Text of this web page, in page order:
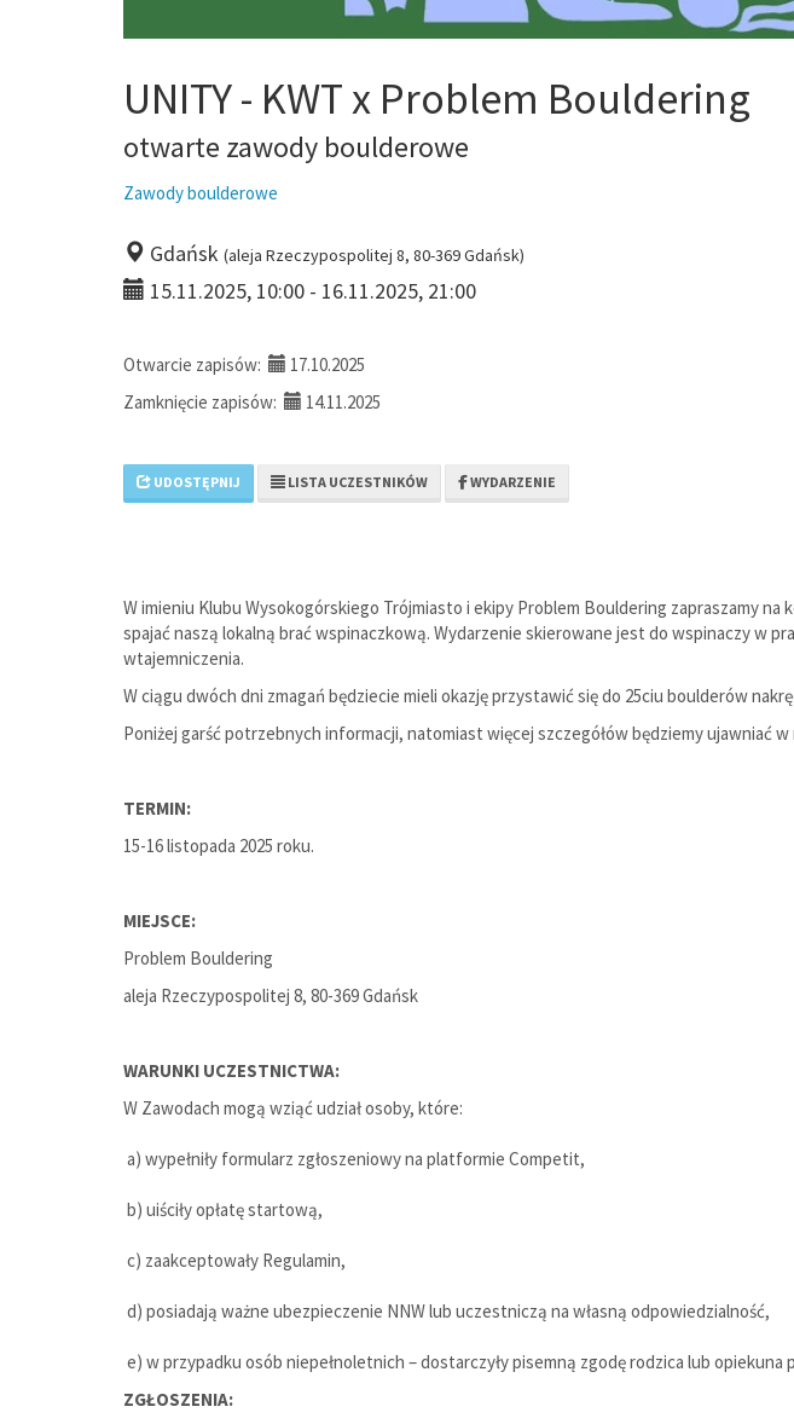
UNITY - KWT x Problem Bouldering
otwarte zawody boulderowe
Zawody boulderowe
Gdańsk (aleja Rzeczypospolitej 8, 80-369 Gdańsk)
15.11.2025, 10:00 - 16.11.2025, 21:00
Otwarcie zapisów:
17.10.2025
Zamknięcie zapisów:
14.11.2025
UDOSTĘPNIJ LISTA UCZESTNIKÓW WYDARZENIE
W imieniu Klubu Wysokogórskiego Trójmiasto i ekipy Problem Bouldering zapraszamy
spajać naszą lokalną brać wspinaczkową. Wydarzenie skierowane jest do wspinaczy w
wtajemniczenia.
W ciągu dwóch dni zmagań będziecie mieli okazję przystawić się do 25ciu boulderów
Poniżej garść potrzebnych informacji, natomiast więcej szczegółów będziemy ujawniać
TERMIN:
15-16 listopada 2025 roku.
MIEJSCE:
Problem Bouldering
aleja Rzeczypospolitej 8, 80-369 Gdańsk
WARUNKI UCZESTNICTWA:
W Zawodach mogą wziąć udział osoby, które:
a) wypełniły formularz zgłoszeniowy na platformie Competit,
b) uiściły opłatę startową,
c) zaakceptowały Regulamin,
d) posiadają ważne ubezpieczenie NNW lub uczestniczą na własną odpowiedzialność,
e) w przypadku osób niepełnoletnich – dostarczyły pisemną zgodę rodzica lub opiekuna
ZGŁOSZENIA: